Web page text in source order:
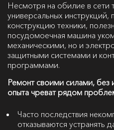
Несмотря на обилие в сети
универсальных инструкций,
конструкцию техники,
посудомоечная машина
механическими, но и
защитными системами и
программами.
Ремонт своими силами, без
опыта чреват рядом
Часто последствия
отказываются устранять